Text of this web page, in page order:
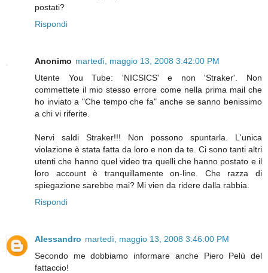
postati?
Rispondi
Anonimo martedì, maggio 13, 2008 3:42:00 PM
Utente You Tube: 'NICSICS' e non 'Straker'. Non
commettete il mio stesso errore come nella prima mail che
ho inviato a "Che tempo che fa" anche se sanno benissimo
a chi vi riferite.
Nervi saldi Straker!!! Non possono spuntarla. L'unica
violazione è stata fatta da loro e non da te. Ci sono tanti altri
utenti che hanno quel video tra quelli che hanno postato e il
loro account è tranquillamente on-line. Che razza di
spiegazione sarebbe mai? Mi vien da ridere dalla rabbia.
Rispondi
Alessandro martedì, maggio 13, 2008 3:46:00 PM
Secondo me dobbiamo informare anche Piero Pelù del
fattaccio!